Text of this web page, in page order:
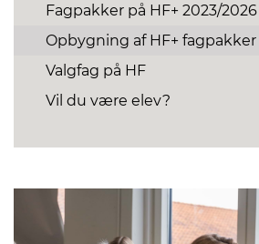
Fagpakker på HF+ 2023/2026
Opbygning af HF+ fagpakker
Valgfag på HF
Vil du være elev?